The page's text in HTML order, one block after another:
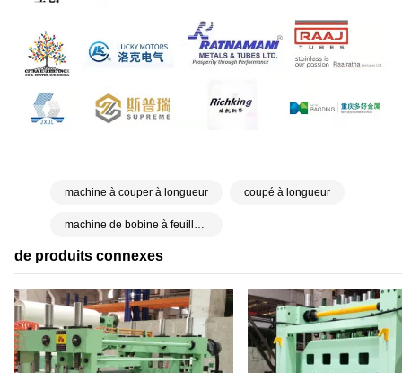
de produits connexes
machine à couper à longueur coupé à longueur
machine de bobine à feuille coupée à longueur